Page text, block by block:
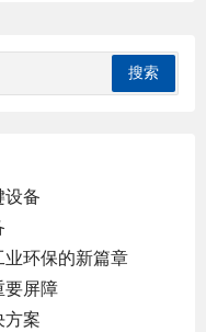
备
环保的新篇章
要屏障
案